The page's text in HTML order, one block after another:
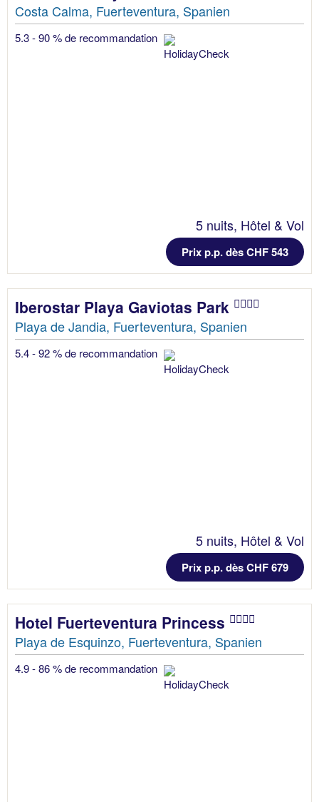
Costa Calma, Fuerteventura, Spanien
5.3 - 90 % de recommandation
5 nuits, Hôtel & Vol
Prix p.p. dès CHF 543
Iberostar Playa Gaviotas Park
Playa de Jandia, Fuerteventura, Spanien
5.4 - 92 % de recommandation
5 nuits, Hôtel & Vol
Prix p.p. dès CHF 679
Hotel Fuerteventura Princess
Playa de Esquinzo, Fuerteventura, Spanien
4.9 - 86 % de recommandation